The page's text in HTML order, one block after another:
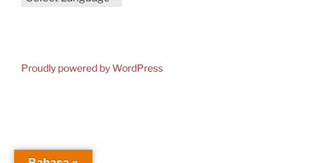
Proudly powered by WordPress